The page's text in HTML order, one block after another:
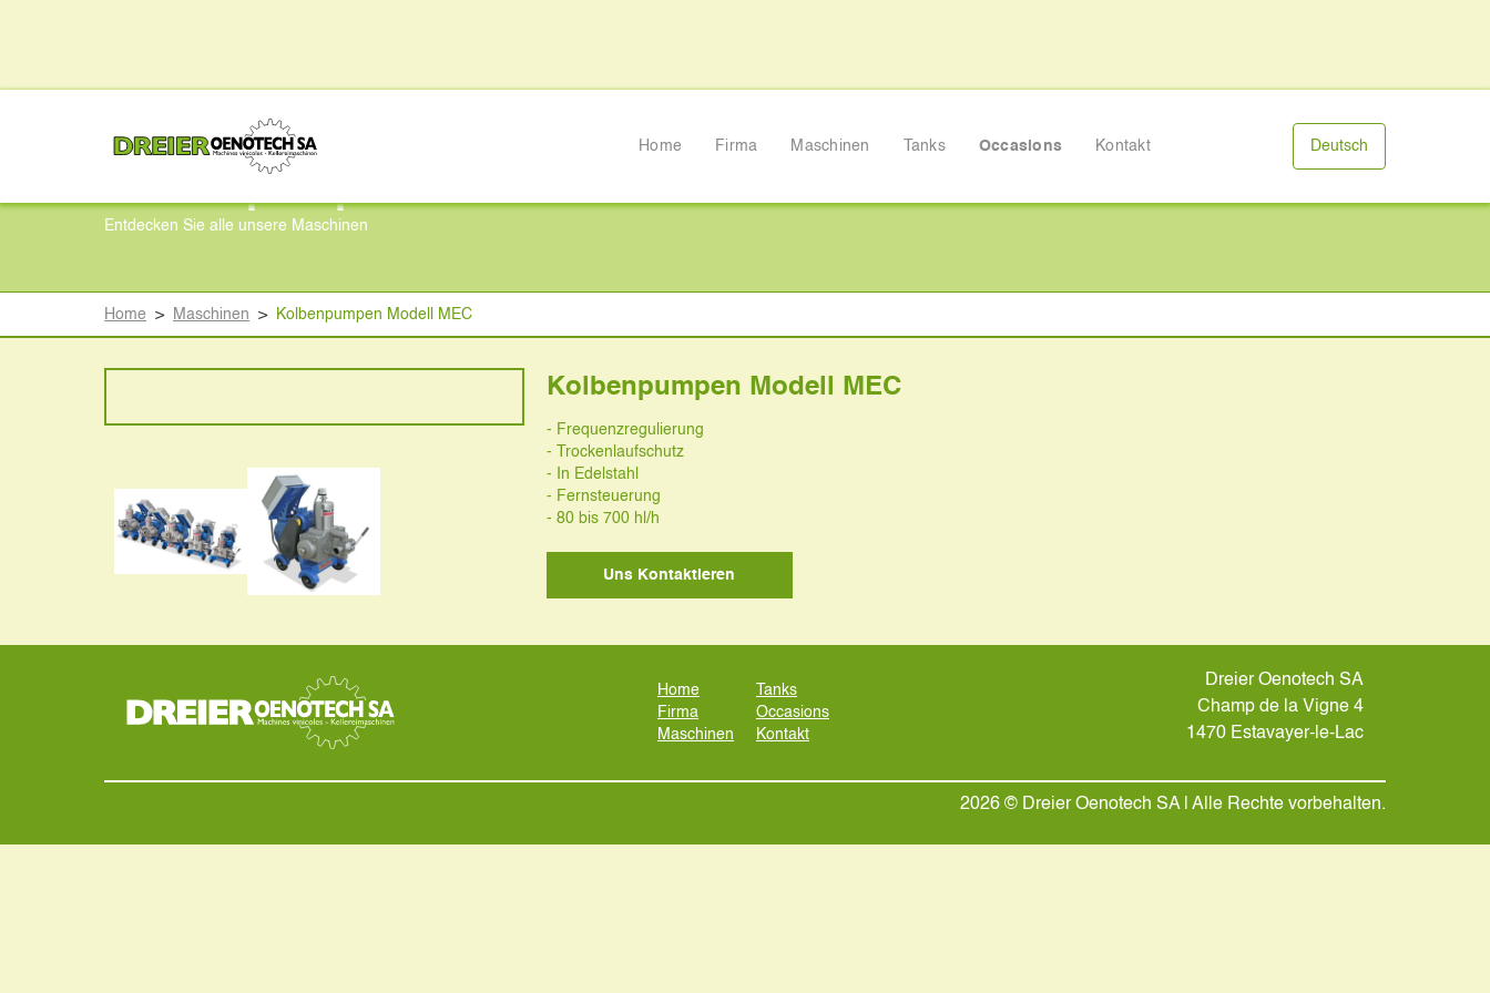
Home Firma Maschinen Tanks Occasions Kontakt Deutsch
Entdecken Sie alle unsere Maschinen
Home > Maschinen > Kolbenpumpen Modell MEC
Kolbenpumpen Modell MEC
- Frequenzregulierung
- Trockenlaufschutz
- In Edelstahl
- Fernsteuerung
- 80 bis 700 hl/h
Uns Kontaktieren
Home
Firma
Maschinen
Tanks
Occasions
Kontakt
Dreier Oenotech SA
Champ de la Vigne 4
1470 Estavayer-le-Lac
2026 © Dreier Oenotech SA | Alle Rechte vorbehalten.